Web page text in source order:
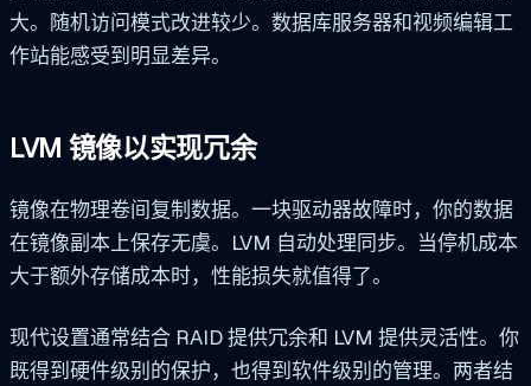
大。随机访问模式改进较少。数据库服务器和视频编辑工
作站能感受到明显差异。
LVM 镜像以实现冗余
镜像在物理卷间复制数据。一块驱动器故障时，你的数据
在镜像副本上保存无虞。LVM 自动处理同步。当停机成本
大于额外存储成本时，性能损失就值得了。
现代设置通常结合 RAID 提供冗余和 LVM 提供灵活性。你
既得到硬件级别的保护，也得到软件级别的管理。两者结